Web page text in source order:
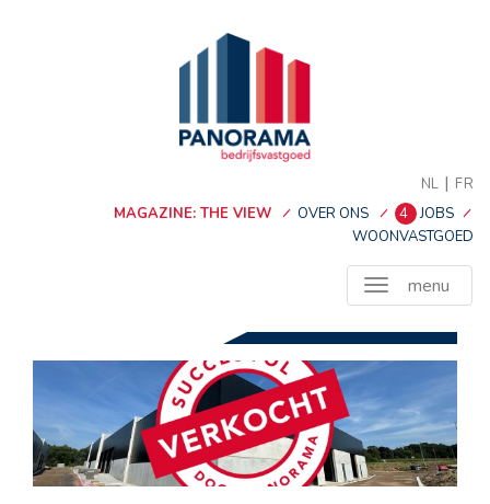
NL | FR
MAGAZINE: THE VIEW
OVER ONS 4 JOBS
WOONVASTGOED
menu